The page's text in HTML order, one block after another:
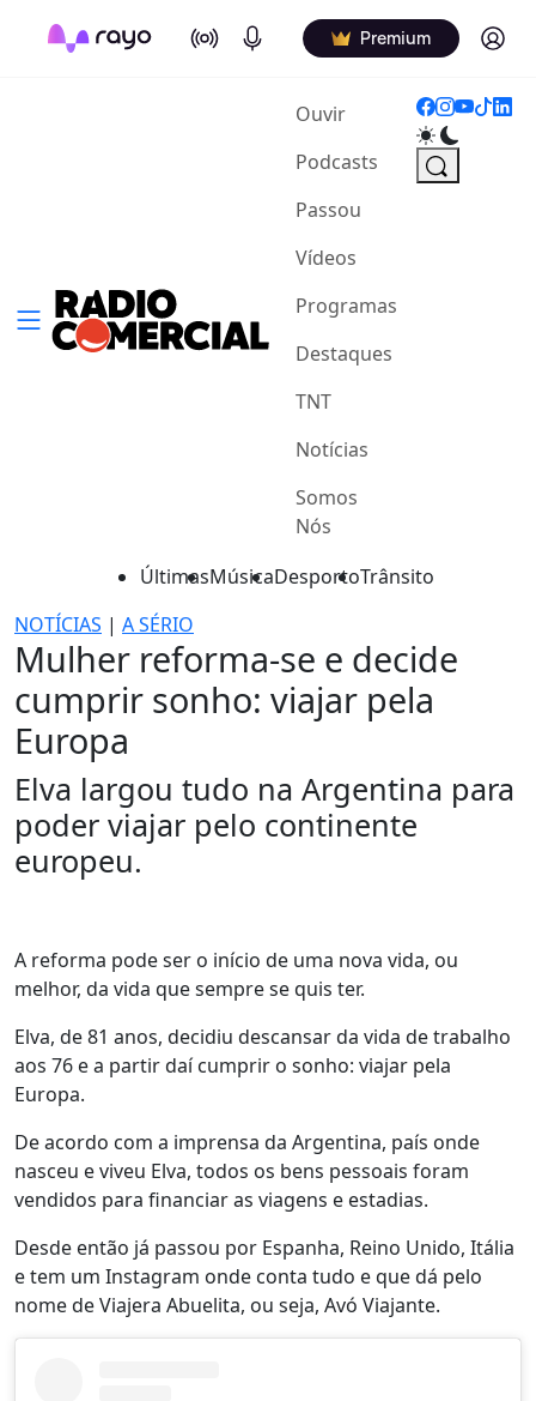
On Air Podcasts Premium Log in
Ouvir(current)
Podcasts
Passou
Vídeos
Programas
Destaques
TNT
Notícias
Somos
Nós
ÚltimasMúsicaDesportoTrânsito
NOTÍCIAS | A SÉRIO
Mulher reforma-se e decide
cumprir sonho: viajar pela
Europa
Elva largou tudo na Argentina para
poder viajar pelo continente
europeu.
A reforma pode ser o início de uma nova vida, ou
melhor, da vida que sempre se quis ter.
Elva, de 81 anos, decidiu descansar da vida de trabalho
aos 76 e a partir daí cumprir o sonho: viajar pela
Europa.
De acordo com a imprensa da Argentina, país onde
nasceu e viveu Elva, todos os bens pessoais foram
vendidos para financiar as viagens e estadias.
Desde então já passou por Espanha, Reino Unido, Itália
e tem um Instagram onde conta tudo e que dá pelo
nome de Viajera Abuelita, ou seja, Avó Viajante.